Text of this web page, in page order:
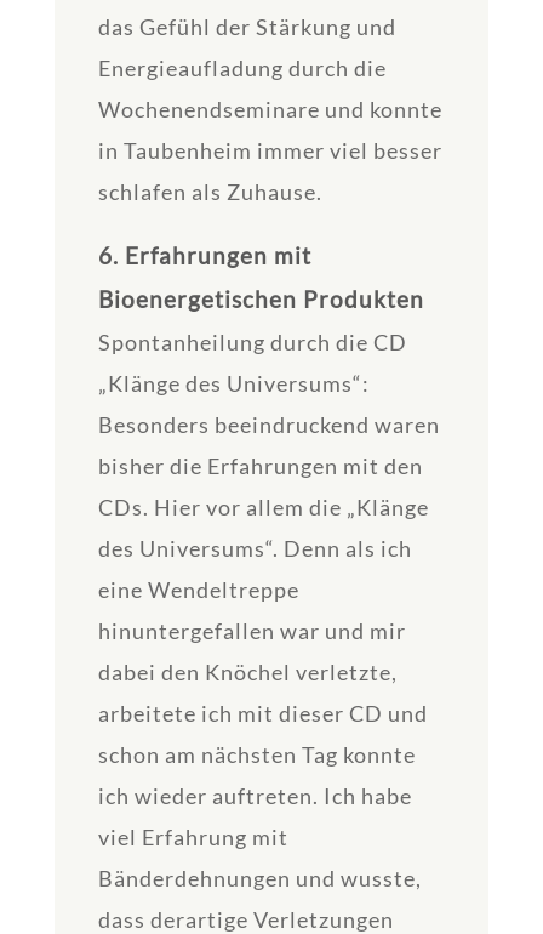
das Gefühl der Stärkung und
Energieaufladung durch die
Wochenendseminare und konnte
in Taubenheim immer viel besser
schlafen als Zuhause.
6. Erfahrungen mit
Bioenergetischen Produkten
Spontanheilung durch die CD
„Klänge des Universums“:
Besonders beeindruckend waren
bisher die Erfahrungen mit den
CDs. Hier vor allem die „Klänge
des Universums“. Denn als ich
eine Wendeltreppe
hinuntergefallen war und mir
dabei den Knöchel verletzte,
arbeitete ich mit dieser CD und
schon am nächsten Tag konnte
ich wieder auftreten. Ich habe
viel Erfahrung mit
Bänderdehnungen und wusste,
dass derartige Verletzungen